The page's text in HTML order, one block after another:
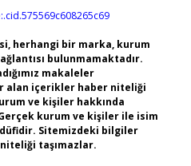
herhangi bir marka, kurum
bulunmamaktadır.
makaleler
alan içerikler haber niteliği
ve kişiler hakkında
kurum ve kişiler ile isim
Sitemizdeki bilgiler
taşımazlar.